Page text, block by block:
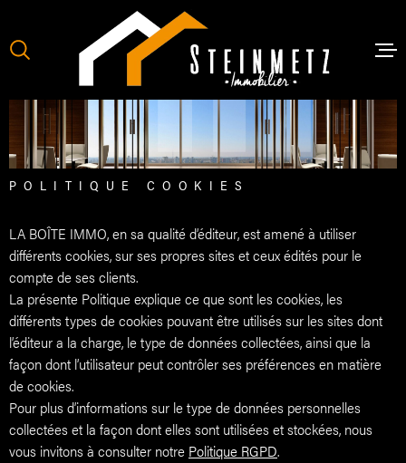
menu
contenu
VENTES
NOTRE
NOS
POLITIQUE COOKIES
LA BOÎTE IMMO, en sa qualité d’éditeur, est amené à utiliser
différents cookies, sur ses propres sites et ceux édités pour le
compte de ses clients.
La présente Politique explique ce que sont les cookies, les
différents types de cookies pouvant être utilisés sur les sites dont
l’éditeur a la charge, le type de données collectées, ainsi que la
façon dont l’utilisateur peut contrôler ses préférences en matière
de cookies.
Pour plus d’informations sur le type de données personnelles
collectées et la façon dont elles sont utilisées et stockées, nous
vous invitons à consulter notre Politique RGPD.